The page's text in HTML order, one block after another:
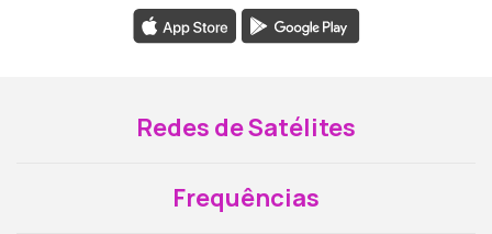
Redes de Satélites
Frequências